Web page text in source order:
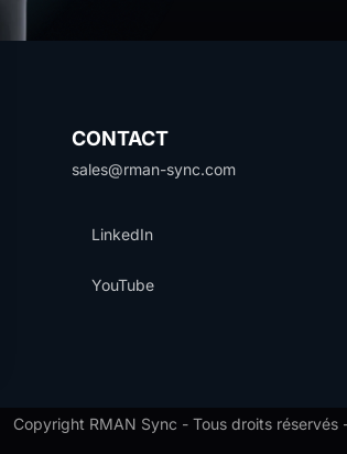
CONTACT
sales@rman-sync.com
LinkedIn
YouTube
Copyright RMAN Sync - Tous droits réservés